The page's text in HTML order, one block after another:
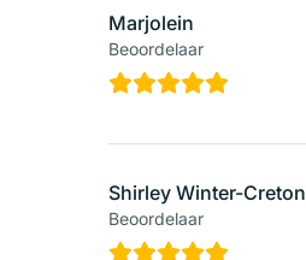
Marjolein
Beoordelaar
Shirley Winter-Creton
Beoordelaar